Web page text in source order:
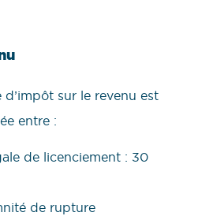
sur le revenu est
entre :
de licenciement : 30
de rupture